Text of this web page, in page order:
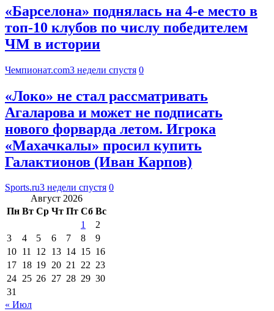
«Барселона» поднялась на 4-е место в
топ-10 клубов по числу победителем
ЧМ в истории
Чемпионат.com3 недели спустя 0
«Локо» не стал рассматривать
Агаларова и может не подписать
нового форварда летом. Игрока
«Махачкалы» просил купить
Галактионов (Иван Карпов)
Sports.ru3 недели спустя 0
Август 2026
Пн Вт Ср Чт Пт Сб Вс
1
2
3
4 5 6 7 8
9
10 11 12 13 14 15 16
17 18 19 20 21 22 23
24 25 26 27 28 29 30
31
« Июл